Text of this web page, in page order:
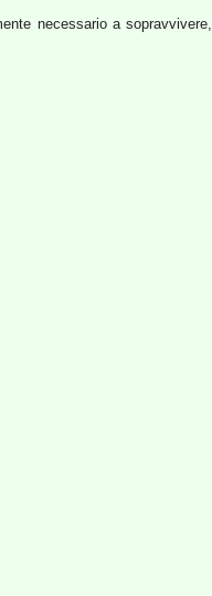
necessario a sopravvivere,